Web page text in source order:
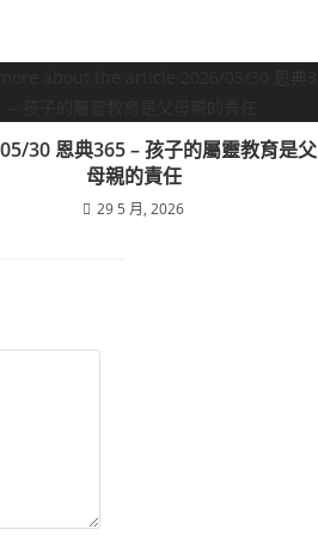
30 恩典365 – 孩子的屬靈教育是父
母親的責任
29 5 月, 2026